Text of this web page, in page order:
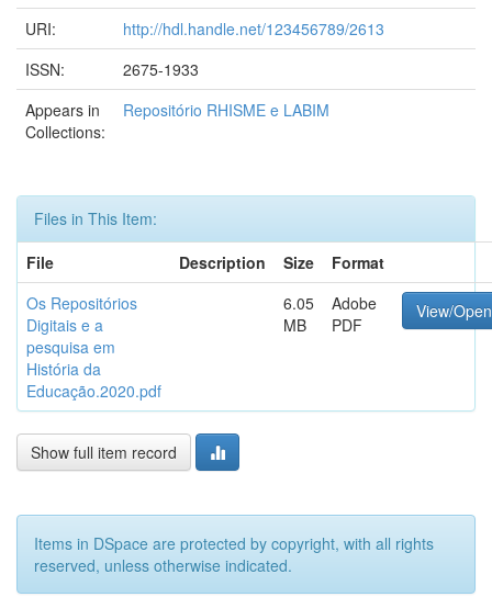
URI:
http://hdl.handle.net/123456789/2613
ISSN:
2675-1933
Appears in
Collections:
Repositório RHISME e LABIM
Files in This Item:
File
Description Size
Format
Os Repositórios
Digitais e a
pesquisa em
História da
Educação.2020.pdf
6.05
MB
Adobe
PDF
View/Open
Show full item record
Items in DSpace are protected by copyright, with all rights
reserved, unless otherwise indicated.